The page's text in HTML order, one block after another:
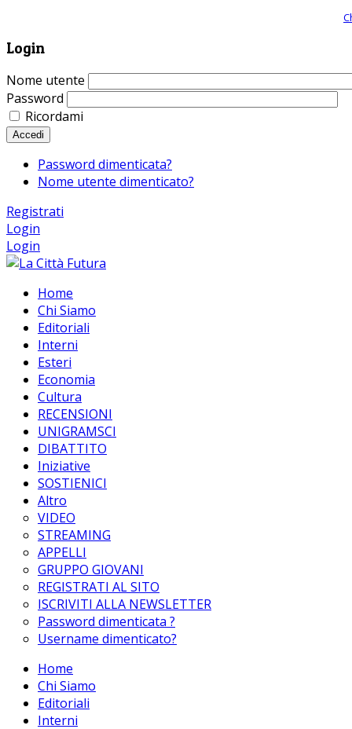
Login
Nome utente
Password
Ricordami
Accedi
Password dimenticata?
Nome utente dimenticato?
Registrati
Login
Login
Home
Chi Siamo
Editoriali
Interni
Esteri
Economia
Cultura
RECENSIONI
UNIGRAMSCI
DIBATTITO
Iniziative
SOSTIENICI
Altro
VIDEO
STREAMING
APPELLI
GRUPPO GIOVANI
REGISTRATI AL SITO
ISCRIVITI ALLA NEWSLETTER
Password dimenticata ?
Username dimenticato?
Home
Chi Siamo
Editoriali
Interni